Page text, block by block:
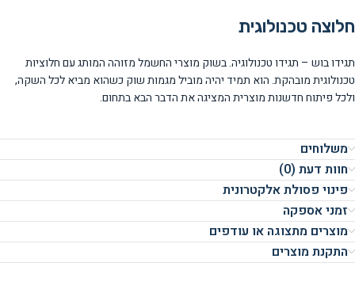
חלוצה טכנולוגית
תגידו בוש – תגידו טכנולוגיה. בשוק מוצרי החשמל מזוהה המותג עם חלוציות
טכנולוגית מובהקת. הוא תמיד יהיה מוביל מגמות שוק כשהוא מביא לכל השקה,
ולכל פיתוח חדשנות מוצרית המציגה את הדבר הבא בתחום.
משלוחים
חוות דעת (0)
פינוי פסולת אלקטרונית
זמני אספקה
מוצרים מתצוגה או עודפים
התקנת מוצרים